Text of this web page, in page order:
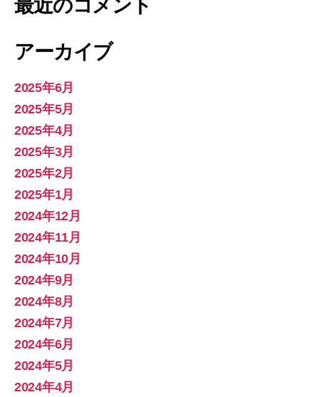
最近のコメント
アーカイブ
2025年6月
2025年5月
2025年4月
2025年3月
2025年2月
2025年1月
2024年12月
2024年11月
2024年10月
2024年9月
2024年8月
2024年7月
2024年6月
2024年5月
2024年4月